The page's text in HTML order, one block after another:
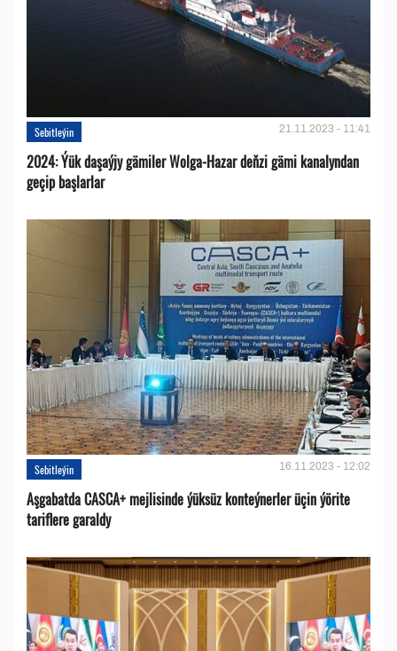
Sebitleýin 21.11.2023 - 11:41
2024: Ýük daşaýjy gämiler Wolga-Hazar deňzi gämi kanalyndan
geçip başlarlar
Sebitleýin 16.11.2023 - 12:02
Aşgabatda CASCA+ mejlisinde ýüksüz konteýnerler üçin ýörite
tariflere garaldy